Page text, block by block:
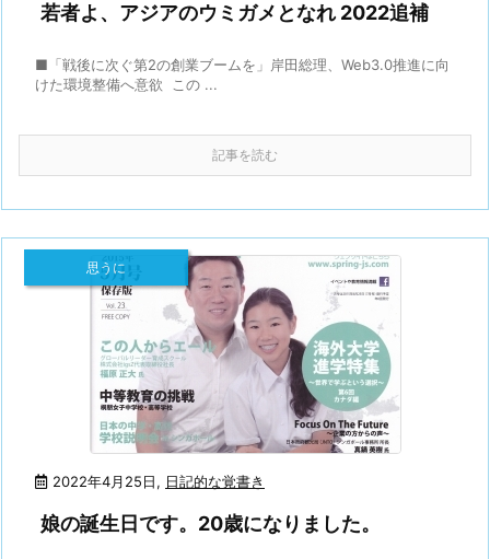
若者よ、アジアのウミガメとなれ 2022追補
■「戦後に次ぐ第2の創業ブームを」岸田総理、Web3.0推進に向
けた環境整備へ意欲 この ...
記事を読む
2022年4月25日
思うに
, 日記的な覚書き
娘の誕生日です。20歳になりました。